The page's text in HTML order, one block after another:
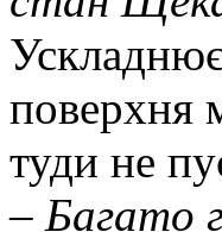
поверхня
туди не
– Багато